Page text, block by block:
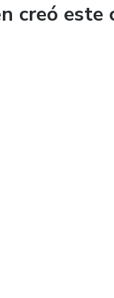
creó este